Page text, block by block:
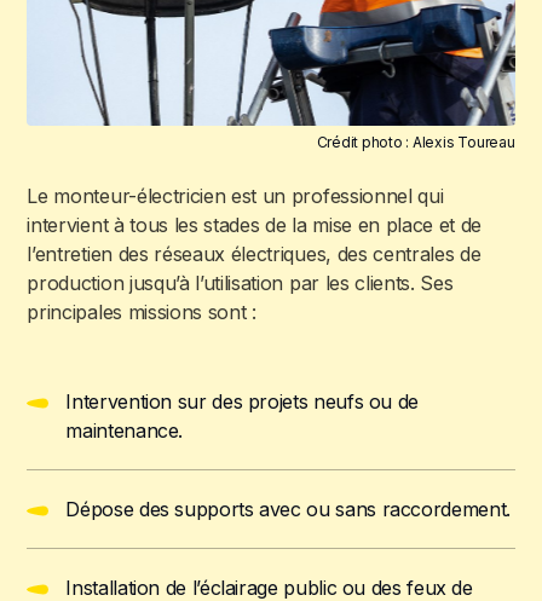
Crédit photo : Alexis Toureau
Le monteur-électricien est un professionnel qui
intervient à tous les stades de la mise en place et de
l’entretien des réseaux électriques, des centrales de
production jusqu’à l’utilisation par les clients. Ses
principales missions sont :
Intervention sur des projets neufs ou de
maintenance.
Dépose des supports avec ou sans raccordement.
Installation de l’éclairage public ou des feux de